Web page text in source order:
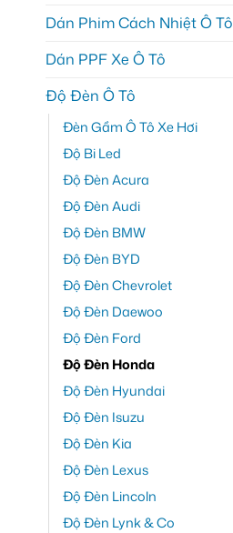
Dán Phim Cách Nhiệt Ô Tô
Dán PPF Xe Ô Tô
Độ Đèn Ô Tô
Đèn Gầm Ô Tô Xe Hơi
Độ Bi Led
Độ Đèn Acura
Độ Đèn Audi
Độ Đèn BMW
Độ Đèn BYD
Độ Đèn Chevrolet
Độ Đèn Daewoo
Độ Đèn Ford
Độ Đèn Honda
Độ Đèn Hyundai
Độ Đèn Isuzu
Độ Đèn Kia
Độ Đèn Lexus
Độ Đèn Lincoln
Độ Đèn Lynk & Co